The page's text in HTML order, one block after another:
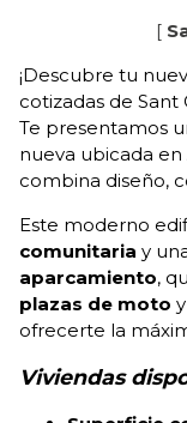
[
¡Descubre tu
cotizadas de Sant
Te presentamos
nueva ubicada en
combina diseño,
Este moderno
comunitaria y
aparcamiento,
plazas de moto y
ofrecerte la
Viviendas